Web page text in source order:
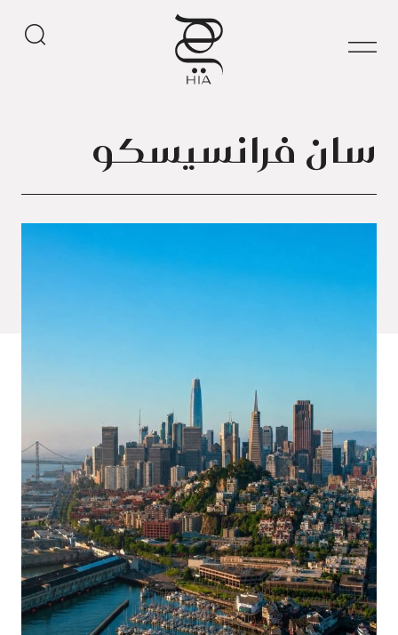
سان فرانسيسكو